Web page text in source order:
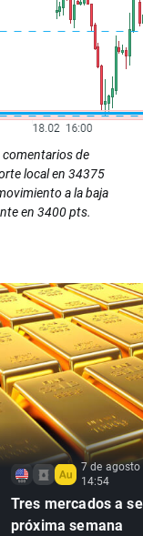
de
local en 34375
a la baja
en 3400 pts.
7 de agosto
14:54
Tres mercados a
próxima semana